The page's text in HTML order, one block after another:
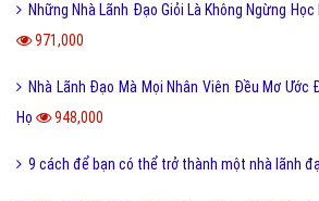
Những Nhà Lãnh Đạo Giỏi Là
971,000
Nhà Lãnh Đạo Mà Mọi Nhân Viên Đều Mơ Ước
Họ
948,000
9 cách để bạn có thể trở thành một nhà lãnh